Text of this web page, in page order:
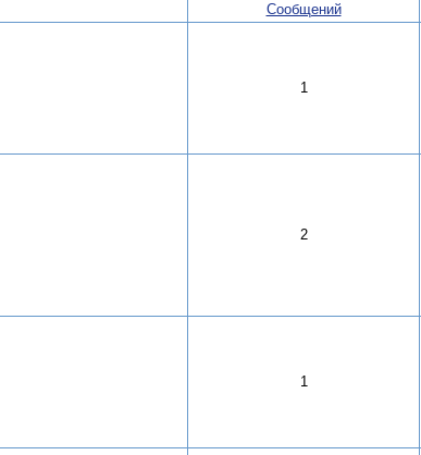
Сообщений
1
2
1